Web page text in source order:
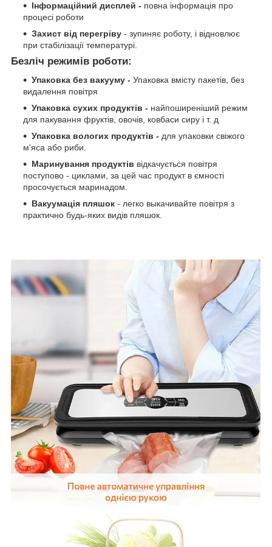
Інформаційний дисплей - повна інформація про
процесі роботи
Захист від перегріву - зупиняє роботу, і відновлює
при стабілізації температурі.
Безліч режимів роботи:
Упаковка без вакууму - Упаковка вмісту пакетів, без
видалення повітря
Упаковка сухих продуктів - найпоширеніший режим
для пакування фруктів, овочів, ковбаси сиру і т. д
Упаковка вологих продуктів - для упаковки свіжого
м'яса або риби.
Маринування продуктів відкачується повітря
поступово - циклами, за цей час продукт в ємності
просочується маринадом.
Вакуумація пляшок - легко выкачивайте повітря з
практично будь-яких видів пляшок.